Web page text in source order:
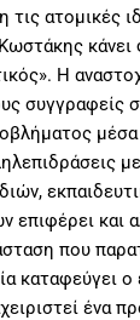
ατομικές
Η
συγγραφείς
μέσα
επιφέρει και
που
καταφεύγει ο
ένα